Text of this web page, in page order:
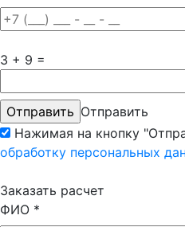
3 + 9 =
Отправить
Нажимая на кнопку
обработку персональных
Заказать расчет
ФИО *